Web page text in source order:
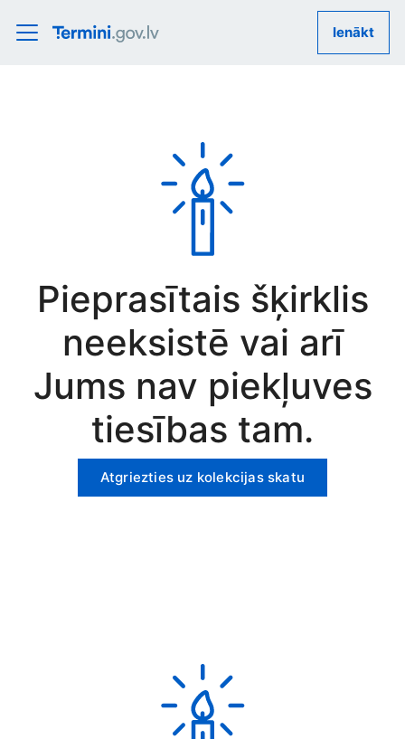
Ienākt
Pieprasītais šķirklis
neeksistē vai arī
Jums nav piekļuves
tiesības tam.
Atgriezties uz kolekcijas skatu